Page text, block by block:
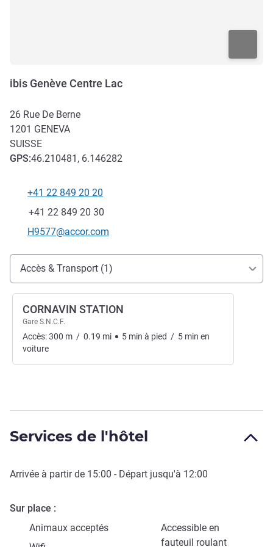
ibis Genève Centre Lac
26 Rue De Berne
1201 GENEVA
SUISSE
GPS:46.210481, 6.146282
Téléphone
+41 22 849 20 20
Fax
+41 22 849 20 30
Email de contact
H9577@accor.com
Accès et transports
Accès & Transport (1)
CORNAVIN STATION
Gare S.N.C.F.
Accès:300 m / 0.19 mi 5 min à pied / 5 min en
voiture
Services de l'hôtel
Arrivée à partir de 15:00 - Départ jusqu'à 12:00
Sur place
Animaux acceptés
Accessible en
fauteuil roulant